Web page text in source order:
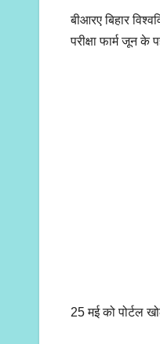
बीआरए बिहार
परीक्षा फार्म जून के
25 मई को पोर्टल